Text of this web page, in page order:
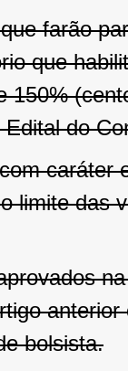
farão
que
150%
do
caráter
limite das
bolsista.